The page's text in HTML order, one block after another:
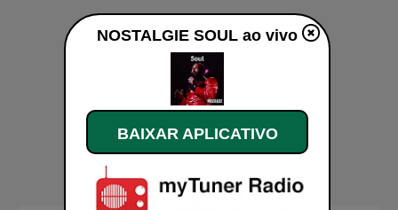
NOSTALGIE SOUL ao vivo
BAIXAR APLICATIVO